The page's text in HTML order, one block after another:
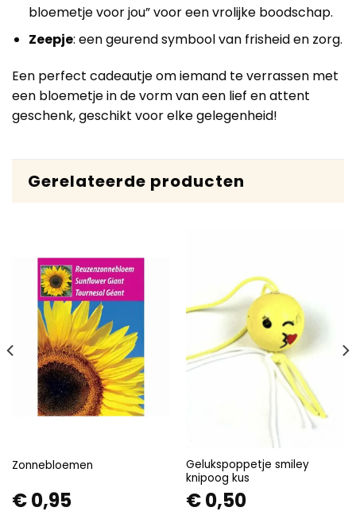
bloemetje voor jou” voor een vrolijke boodschap.
Zeepje: een geurend symbool van frisheid en zorg.
Een perfect cadeautje om iemand te verrassen met
een bloemetje in de vorm van een lief en attent
geschenk, geschikt voor elke gelegenheid!
Gerelateerde producten
Zonnebloemen
€0,95
Gelukspoppetje smiley
knipoog kus
€0,50